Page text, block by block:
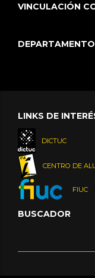
VINCULACIÓN
LINKS DE
DICTUC
CENTRO DE
FIUC
BUSCADOR